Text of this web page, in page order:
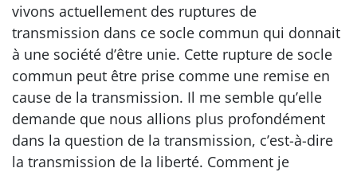
vivons actuellement des ruptures de
transmission dans ce socle commun qui donnait
à une société d’être unie. Cette rupture de socle
commun peut être prise comme une remise en
cause de la transmission. Il me semble qu’elle
demande que nous allions plus profondément
dans la question de la transmission, c’est-à-dire
la transmission de la liberté. Comment je